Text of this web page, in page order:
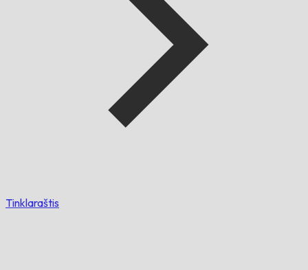
Tinklaraštis